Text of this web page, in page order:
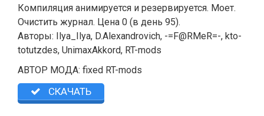
Компиляция анимируется и резервируется. Моет.
Очистить журнал. Цена 0 (в день 95).
Авторы: Ilya_Ilya, D.Alexandrovich, -=F@RMeR=-, kto-
totutzdes, UnimaxAkkord, RT-mods
АВТОР МОДА: fixed RT-mods
СКАЧАТЬ